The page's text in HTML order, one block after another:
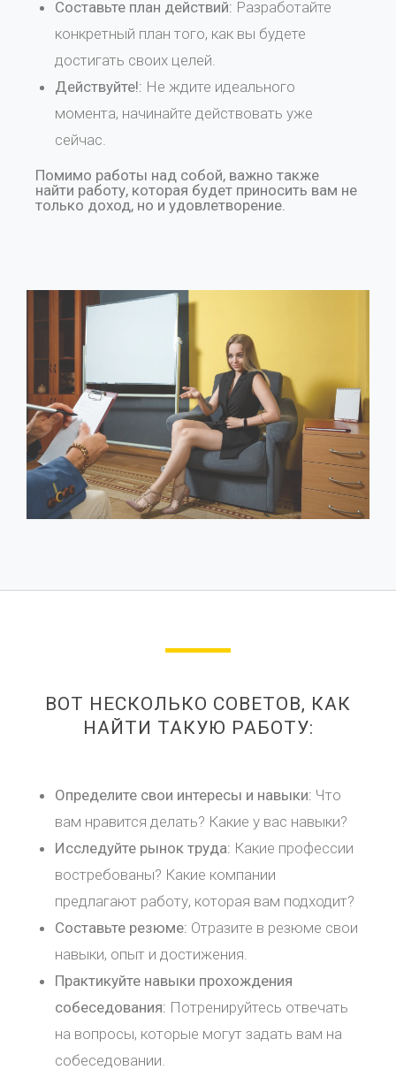
Составьте план действий: Разработайте
конкретный план того, как вы будете
достигать своих целей.
Действуйте!: Не ждите идеального
момента, начинайте действовать уже
сейчас.
Помимо работы над собой, важно также
найти работу, которая будет приносить вам не
только доход, но и удовлетворение.
ВОТ НЕСКОЛЬКО СОВЕТОВ, КАК
НАЙТИ ТАКУЮ РАБОТУ:
Определите свои интересы и навыки: Что
вам нравится делать? Какие у вас навыки?
Исследуйте рынок труда: Какие профессии
востребованы? Какие компании
предлагают работу, которая вам подходит?
Составьте резюме: Отразите в резюме свои
навыки, опыт и достижения.
Практикуйте навыки прохождения
собеседования: Потренируйтесь отвечать
на вопросы, которые могут задать вам на
собеседовании.